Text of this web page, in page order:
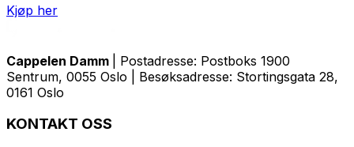
Kjøp her
Cappelen Damm
| Postadresse: Postboks 1900
Sentrum, 0055 Oslo | Besøksadresse: Stortingsgata 28,
0161 Oslo
KONTAKT OSS